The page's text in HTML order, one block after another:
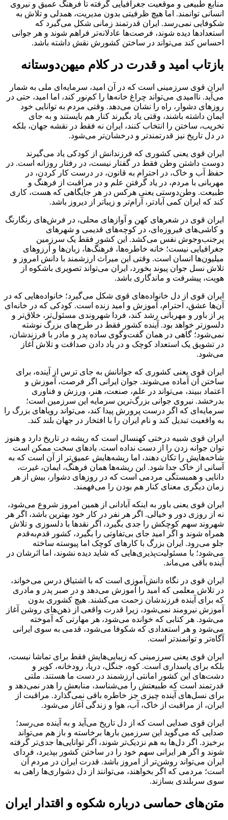
منابع طبیعی و موقعیت جغرافیایی گرفته تا فرهنگ عمیق و نیروی
انسانی توانمند. اما هیچ ظرفیتی بدون مدیریت، همدلی و تلاش به
شکوفایی نمی‌رسد. ایران قدرتمند زمانی شکل می‌گیرد که
استعدادها دیده شوند، فرصت‌ها عادلانه‌تر فراهم شوند و هر جوانی
احساس کند می‌تواند در ساختن کشورش نقش داشته باشد.
بازتاب امید و قدرت در کلام میهن‌دوستانه
ایران قوی سرزمینی است که در آن امید، سرمایه‌ای ملی به شمار
می‌آید. ناامیدی می‌تواند چراغ خانه‌ها را کم‌نور کند، اما امید، حتی در
روزهای دشوار، راه را نشان می‌دهد. وقتی مردم به توانایی خود
ایمان داشته باشند، وقتی یاد بگیرند کنار هم بایستند و به جای
تخریب، ساختن را انتخاب کنند، ایران نه فقط در نقشه جهان، بلکه
در دل تاریخ نیز قدرتمندتر و درخشان‌تر می‌شود.
ایران قوی یعنی کشوری که فرزندانش از کودکی یاد می‌گیرند
دوست داشتن وطن فقط در گفتار نیست، در رفتار روزانه است. در
حفظ آب و خاک، در احترام به قانون، در درست کار کردن، در
مهربانی با مردم، در یاد گرفتن علم و در مراقبت از فرهنگ و
طبیعت. وطن‌دوستی یعنی هرکس در هر جایگاهی که هست، کاری
کند که ایران کمی آبادتر، آرام‌تر و زیباتر از دیروز باشد.
ایران قوی در شعرهای کهن و آوازهای محلی، در فرش‌های رنگارنگ
و کاشی‌های فیروزه‌ای، در کوچه‌های قدیمی و شهرهای
پرجنب‌وجوش نفس می‌کشد. این کشور فقط یک سرزمین
جغرافیایی نیست؛ خانه خاطره‌ها، فرهنگ‌ها، زبان‌ها و آرزوهای
میلیون‌ها انسان است. وقتی این میراث ارزشمند با دانش امروز و
تلاش نسل جوان پیوند بخورد، ایران می‌تواند تصویری باشکوه از
هویت، پیشرفت و ماندگاری باشد.
ایران قوی از دل خانواده‌های قوی شکل می‌گیرد؛ خانواده‌هایی که در
آن‌ها عشق، احترام، آموزش و امید زنده است. کودکی که در خانه‌ای
پر از باور و مهربانی رشد کند، فردا شهروندی مسئول‌تر، خلاق‌تر و
دلسوزتر خواهد بود. آینده کشور فقط در طرح‌های بزرگ نوشته
نمی‌شود؛ گاهی در همان گفت‌وگوی ساده پدر و مادر با فرزندشان،
در تشویق یک استعداد کوچک و در یاد دادن صداقت و تلاش آغاز
می‌شود.
ایران قوی یعنی کشوری که جوانانش به جای ترس از آینده، برای
ساختن آن آماده می‌شوند. جوان ایرانی اگر فرصت، آموزش و
اعتماد ببیند، می‌تواند در علم، صنعت، هنر، ورزش و فناوری
بدرخشد. نیروی جوانی بزرگ‌ترین سرمایه این سرزمین است؛
سرمایه‌ای که اگر درست پرورش پیدا کند، می‌تواند رویاهای بزرگ را
به واقعیت تبدیل کند و نام ایران را با افتخار در جهان بلند کند.
ایران قوی شبیه درختی کهنسال است که ریشه در تاریخ دارد و هنوز
توان جوانه زدن را از دست نداده است. بادهای سخت ممکن است
شاخه‌هایش را تکان دهند، اما ریشه‌هایش عمیق‌تر از آن است که به
آسانی از خاک جدا شود. این ریشه‌ها همان فرهنگ، ایمان، غیرت،
دانایی و همبستگی مردمی است که در روزهای دشوار، بیش از هر
زمان دیگری معنای کنار هم بودن را می‌فهمند.
ایران قوی یعنی باور به اینکه آبادانی از همین امروز شروع می‌شود،
نه از روزی دور و خیالی. اگر هر نفر در کار خود بهترین باشد، اگر هر
شهروند سهم کوچکش را جدی بگیرد، اگر نقدها با دلسوزی و تلاش
همراه شوند و اگر امید جای بی‌تفاوتی را بگیرد، کشور قدم‌به‌قدم
جلو می‌رود. ایران بزرگ با کارهای کوچک اما پیوسته ساخته
می‌شود؛ با مسئولیت‌پذیری‌هایی که شاید دیده نشوند، اما اثرشان در
آینده باقی می‌ماند.
ایران قوی در نگاه دانش‌آموزی است که با اشتیاق درس می‌خواند،
در تلاش معلمی که امید را آموزش می‌دهد و در صبر پدر و مادری
که برای آینده فرزندشان زحمت می‌کشند. هیچ کشوری بدون
آموزش نیرومند نمی‌شود، زیرا قدرت واقعی از ذهن‌های روشن آغاز
می‌شود. هر کتابی که خوانده می‌شود، هر مهارتی که آموخته
می‌شود و هر استعدادی که شکوفا می‌شود، قدمی به سوی ایرانی
آگاه‌تر و توانمندتر است.
ایران قوی یعنی سرزمینی که زیبایی‌هایش فقط برای تماشا نیست،
بلکه برای پاسداری است. کوه، جنگل، دریا، رودخانه، کویر و
دشت‌های این کشور امانتی ارزشمند در دست ما هستند. ملتی
قدرتمند است که طبیعتش را می‌شناسد، منابعش را هدر نمی‌دهد و
برای نسل‌های آینده چیزی جز خاطره باقی نمی‌گذارد. مراقبت از
ایران، از مراقبت از خاک، آب، هوا و زندگی آغاز می‌شود.
ایران قوی صدایی است که از دل تاریخ می‌آید و به آینده می‌رسد؛
صدایی که می‌گوید این سرزمین بارها برخاسته و باز هم می‌تواند
برخیزد. اگر دل‌ها به هم نزدیک‌تر شوند، اگر توانایی‌ها جدی‌تر گرفته
شوند و اگر هر ایرانی سهم خود را در ساختن کشور بپذیرد، فردای
ایران می‌تواند روشن‌تر از امروز باشد. قدرت ایران در مردم آن
است؛ مردمی که اگر بخواهند، می‌توانند از دل دشواری‌ها راهی به
سوی سربلندی بسازند.
متن‌های حماسی درباره شکوه و اقتدار ایران